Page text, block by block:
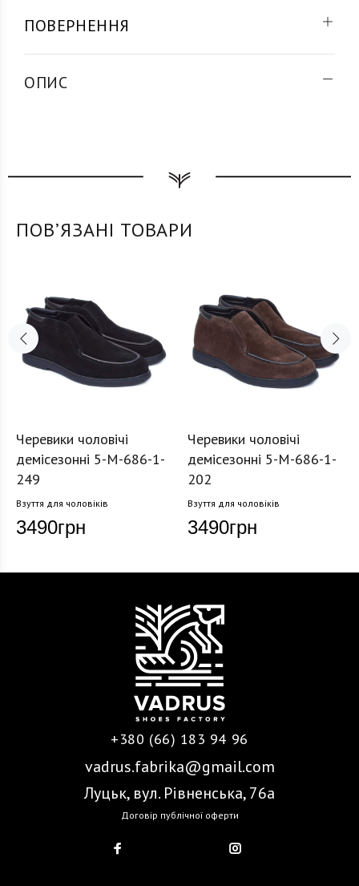
ПОВЕРНЕННЯ
ОПИС
ПОВʼЯЗАНІ ТОВАРИ
Черевики чоловічі
демісезонні 5-M-686-1-
249
Взуття для чоловіків
3490грн
Черевики чоловічі
демісезонні 5-M-686-1-
202
Взуття для чоловіків
3490грн
+380 (66) 183 94 96
vadrus.fabrika@gmail.com
Луцьк, вул. Рівненська, 76а
Договір публічної оферти